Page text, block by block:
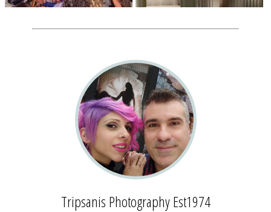
Tripsanis Photography Est1974